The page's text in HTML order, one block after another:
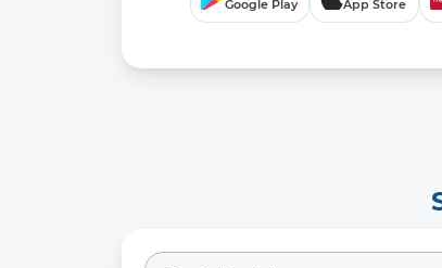
Google Play App Store